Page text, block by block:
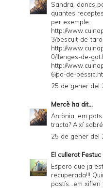
Sandra, doncs
quantes
per exemple:
http://
3/bescuit-de-
http://
0/llenges-de-
http://
6/pa-de-
25 de gener del
Mercè ha dit...
Antònia, em
tracta? Així
25 de gener del
El cullerot Festuc
Espero que ja
recuperada!!!
pastís...em